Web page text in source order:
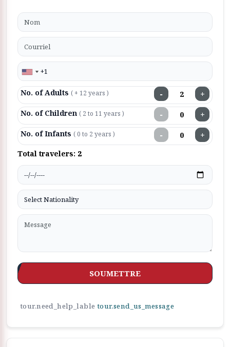
No. of Adults ( + 12 years ) − +
No. of Children ( 2 to 11 years ) − +
No. of Infants ( 0 to 2 years ) − +
Total travelers: 2
SOUMETTRE
tour.need_help_lable tour.send_us_message